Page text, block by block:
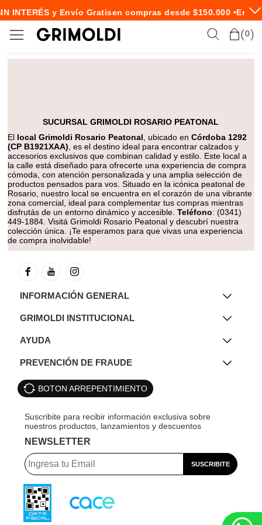
INTERÉS y Envío Gratisen compras desde $150.000 •Envío
0
SUCURSAL GRIMOLDI ROSARIO PEATONAL
El local Grimoldi Rosario Peatonal , ubicado enCórdoba 1292
(CP B1921XAA) , es el destino ideal para encontrar calzados y
accesorios exclusivos que combinan calidad y estilo. Este local a
la calle está diseñado para ofrecerte una experiencia de compra
cómoda, con atención personalizada y una amplia selección de
productos pensados para vos. Situado en la icónica peatonal de
Rosario, nuestro local se encuentra en el corazón de una vibrante
zona comercial, ideal para complementar tus compras mientras
disfrutás de un entorno dinámico y accesible.Teléfono: (0341)
449-1884. Visitá Grimoldi Rosario Peatonal y descubrí nuestra
colección única. ¡Te esperamos para que vivas una experiencia
de compra inolvidable!
INFORMACIÓN GENERAL
GRIMOLDI INSTITUCIONAL
AYUDA
PREVENCIÓN DE FRAUDE
BOTON ARREPENTIMIENTO
NEWSLETTER